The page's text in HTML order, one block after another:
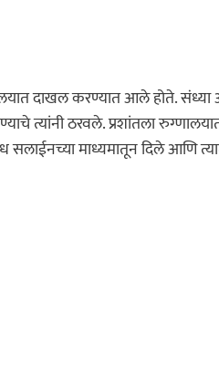
दाखल करण्यात आले होते.
त्यांनी ठरवले. प्रशांतला
माध्यमातून दिले आणि